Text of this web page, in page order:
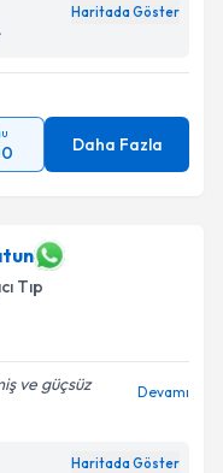
Haritada Göster
Daha Fazla
Tıp
ve güçsüz
Devamı
Haritada Göster